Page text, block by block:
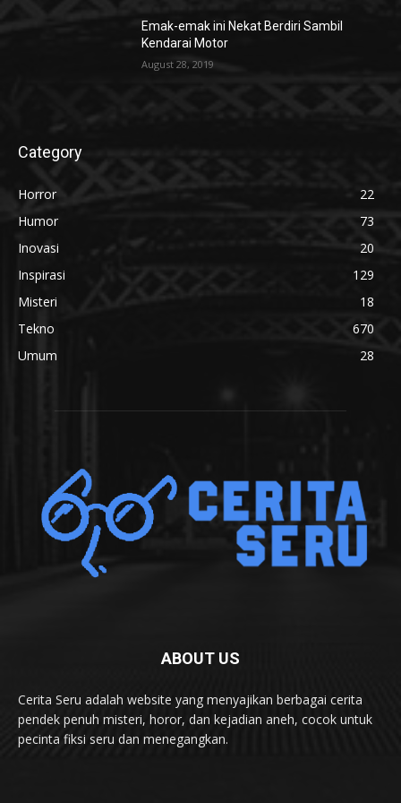
Emak-emak ini Nekat Berdiri Sambil
Kendarai Motor
August 28, 2019
Category
Horror
22
Humor
73
Inovasi
20
Inspirasi
129
Misteri
18
Tekno
670
Umum
28
ABOUT US
Cerita Seru adalah website yang menyajikan berbagai cerita
pendek penuh misteri, horor, dan kejadian aneh, cocok untuk
pecinta fiksi seru dan menegangkan.